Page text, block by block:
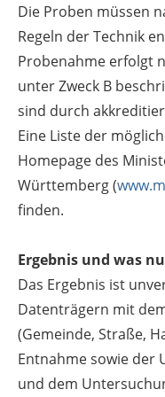
Die Proben müssen
Regeln der Technik
Probenahme erfolgt
unter Zweck B
sind durch
Eine Liste der
Homepage des
Württemberg (
finden.
Ergebnis und was
Das Ergebnis ist
Datenträgern mit
(Gemeinde, Straße,
Entnahme sowie der
und dem